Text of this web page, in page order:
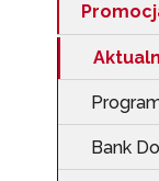
Bank